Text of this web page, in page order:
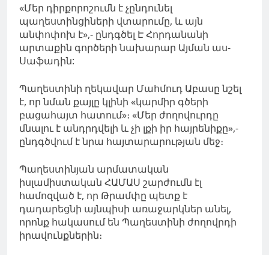
«Մեր դիրքորոշումն է չընդունել
պաղեստինցիների վտարումը, և այն
անփոփոխ է»,- ընդգծել Է Հորդանանի
արտաքին գործերի նախարար Այման աս-
Սաֆադին:
Պաղեստինի ղեկավար Մահմուդ Աբասը նշել
է, որ նման քայլը կլինի «կարմիր գծերի
բացահայտ հատում»։ «Մեր ժողովուրդը
մնալու է անդրդվելի և չի լքի իր հայրենիքը»,-
ընդգծվում է նրա հայտարարության մեջ։
Պաղեստինյան արմատական ​​
իսլամիստական ​​ՀԱՄԱՍ շարժումն էլ
համոզված է, որ Թրամփը պետք է
դադարեցնի այնպիսի առաջարկներ անել,
որոնք հակասում են Պաղեստինի ժողովրդի
իրավունքներին։